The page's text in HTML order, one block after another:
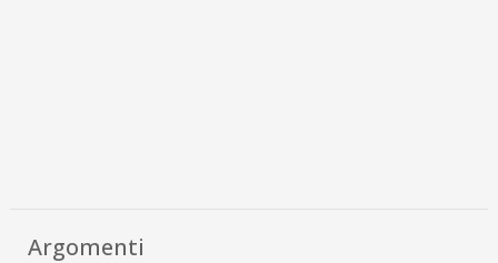
Argomenti